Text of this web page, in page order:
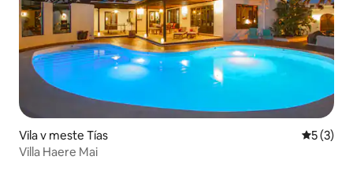
Vila v meste Tías
5 (3)
Villa Haere Mai